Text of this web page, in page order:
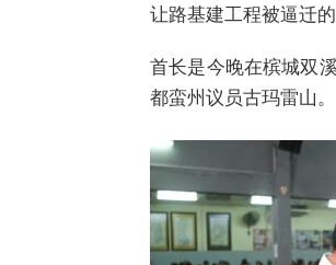
让路基建工程被逼迁
首长是今晚在槟城双
都蛮州议员古玛雷山。